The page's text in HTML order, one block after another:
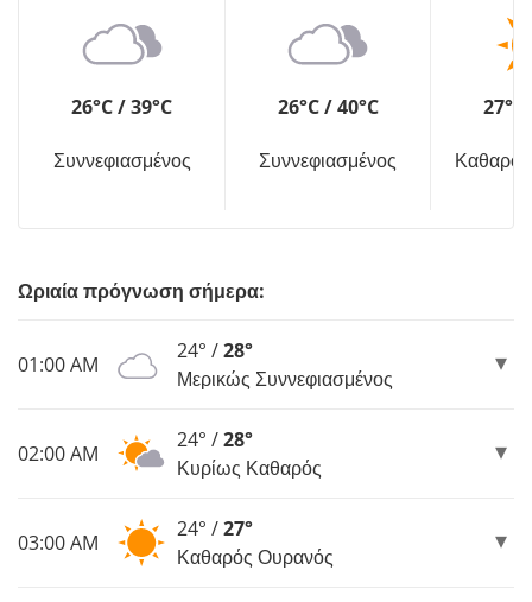
26°C / 39°C
Συννεφιασμένος
26°C / 40°C
Συννεφιασμένος
27°C
Ωριαία πρόγνωση σήμερα:
01:00 AM
24° /28°
Μερικώς Συννεφιασμένος
02:00 AM
24° /28°
Κυρίως Καθαρός
03:00 AM
24° /27°
Καθαρός Ουρανός